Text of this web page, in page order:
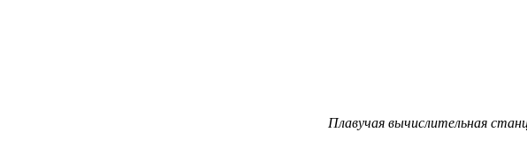
Плавучая вычислительная